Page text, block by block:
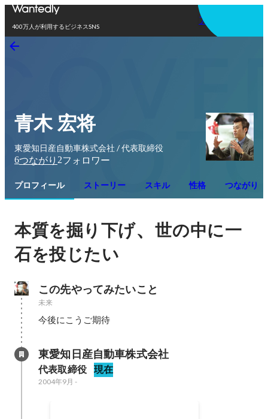
400万人が利用するビジネスSNS
アプリを使う
青木 宏将
東愛知日産自動車株式会社 / 代表取締役
6つながり 2フォロワー
プロフィール ストーリー スキル 性格 つながり
本質を掘り下げ、世の中に一
石を投じたい
この先やってみたいこと
未来
今後にこうご期待
東愛知日産自動車株式会社
代表取締役 現在
2004年9月 -